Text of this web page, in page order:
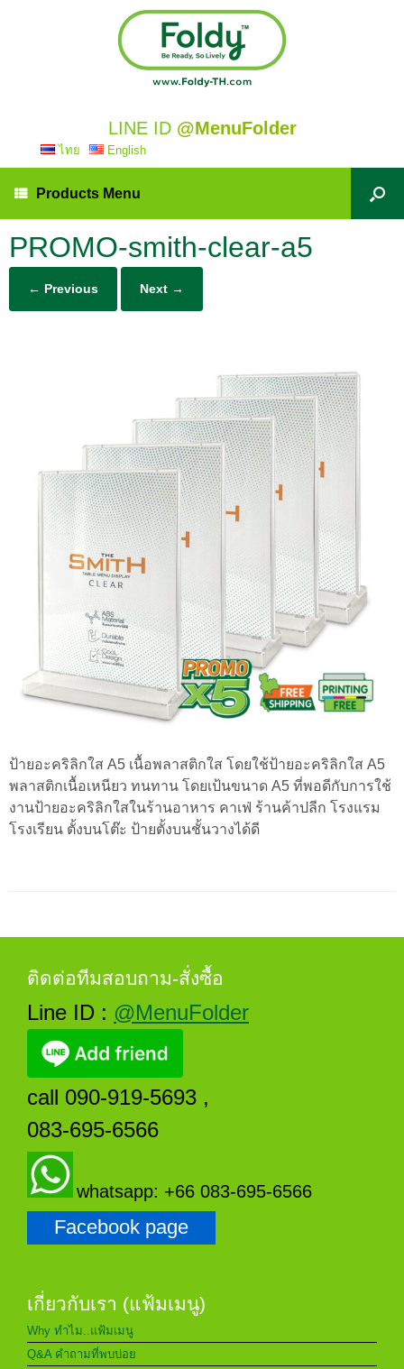
LINE ID @MenuFolder
ไทย English
Products Menu
PROMO-smith-clear-a5
← Previous Next →
ป้ายอะคริลิกใส A5 เนื้อพลาสติกใส โดยใช้ป้ายอะคริลิกใส A5
พลาสติกเนื้อเหนียว ทนทาน โดยเป้นขนาด A5 ที่พอดีกับการใช้
งานป้ายอะคริลิกใสในร้านอาหาร คาเฟ่ ร้านค้าปลีก โรงแรม
โรงเรียน ตั้งบนโต๊ะ ป้ายตั้งบนชั้นวางได้ดี
ติดต่อทีมสอบถาม-สั่งซื้อ
Line ID : @MenuFolder
call 090-919-5693 ,
083-695-6566
whatsapp: +66 083-695-6566
Facebook page
เกี่ยวกับเรา (แฟ้มเมนู)
Why ทำไม..แฟ้มเมนู
Q&A คำถามที่พบบ่อย